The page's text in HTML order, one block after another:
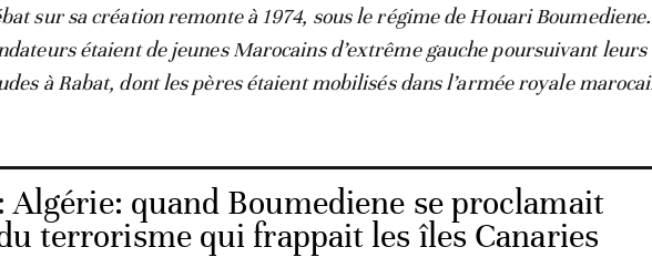
sur sa création remonte à 1974, sous le régime de Houari
étaient de jeunes Marocains d’extrême gauche poursuivant leurs
à Rabat, dont les pères étaient mobilisés dans l’armée royale
Algérie: quand Boumediene se proclamait
terrorisme qui frappait les îles Canaries